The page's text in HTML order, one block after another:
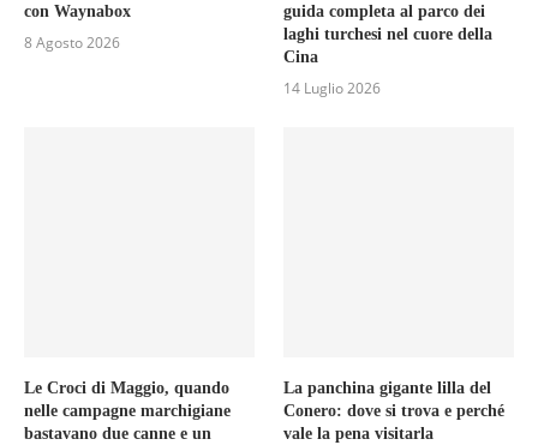
con Waynabox
8 Agosto 2026
guida completa al parco dei
laghi turchesi nel cuore della
Cina
14 Luglio 2026
Le Croci di Maggio, quando
nelle campagne marchigiane
bastavano due canne e un
La panchina gigante lilla del
Conero: dove si trova e perché
vale la pena visitarla